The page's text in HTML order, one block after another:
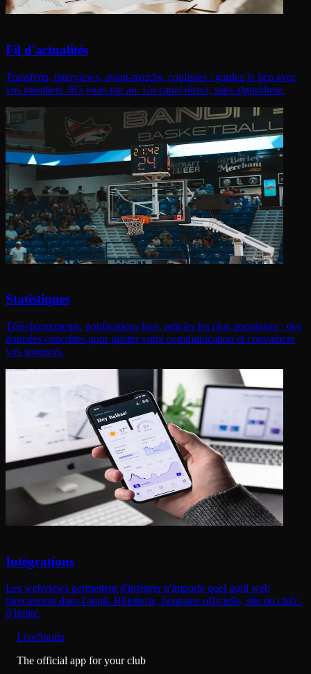
Fil d'actualités
Transferts, interviews, avant-matchs, coulisses : gardez le lien avec
vos members 365 jours par an. Un canal direct, sans algorithme.
Statistiques
Téléchargements, notifications lues, articles les plus populaires : des
données concrètes pour piloter votre communication et convaincre
vos sponsors.
Intégrations
Les webviews permettent d'intégrer n'importe quel outil web
directement dans l'appli. Billetterie, boutique officielle, site du club :
0 limite.
LiveSports
The official app for your club